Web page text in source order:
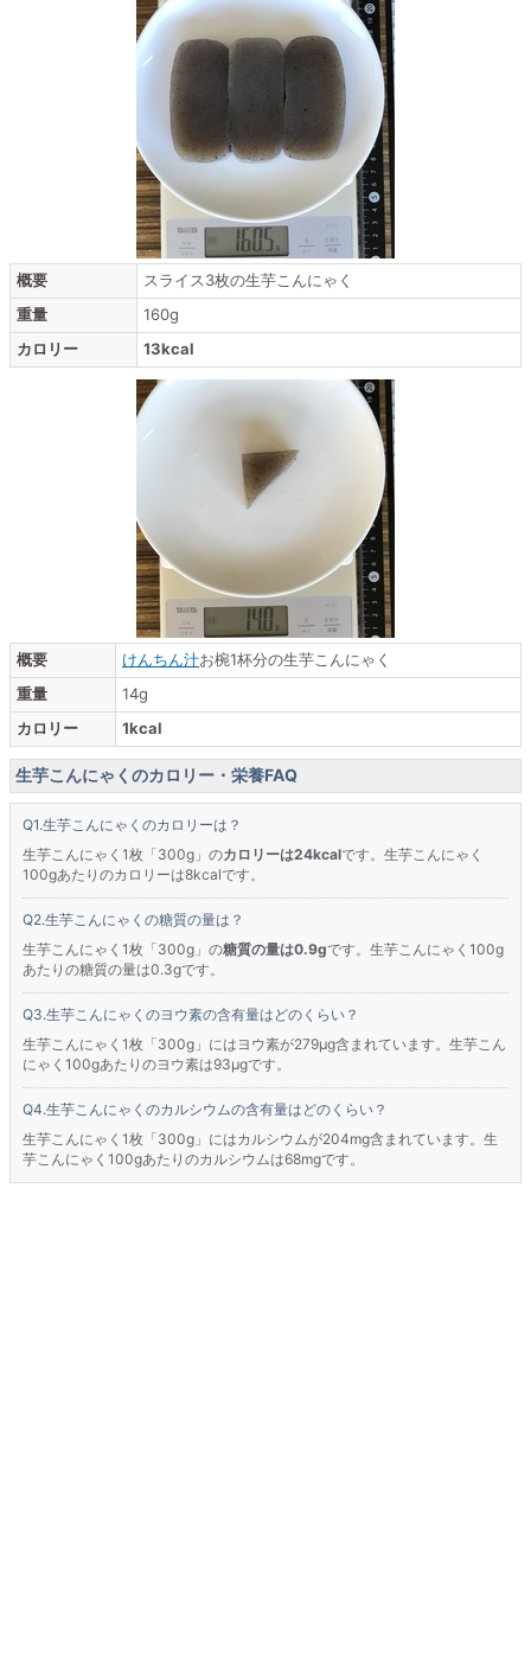
概要
スライス3枚の生芋こんにゃく
重量
160g
カロリー
13kcal
概要 けんちん汁お椀1杯分の生芋こんにゃく
重量
14g
カロリー
1kcal
生芋こんにゃくのカロリー・栄養FAQ
生芋こんにゃくのカロリーは？
生芋こんにゃく1枚「300g」のカロリーは24kcalです。生芋こんにゃく
100gあたりのカロリーは8kcalです。
生芋こんにゃくの糖質の量は？
生芋こんにゃく1枚「300g」の糖質の量は0.9gです。生芋こんにゃく100g
あたりの糖質の量は0.3gです。
生芋こんにゃくのヨウ素の含有量はどのくらい？
生芋こんにゃく1枚「300g」にはヨウ素が279μg含まれています。生芋こん
にゃく100gあたりのヨウ素は93μgです。
生芋こんにゃくのカルシウムの含有量はどのくらい？
生芋こんにゃく1枚「300g」にはカルシウムが204mg含まれています。生
芋こんにゃく100gあたりのカルシウムは68mgです。